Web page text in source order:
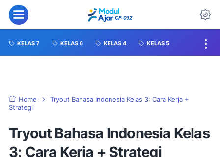
KELAS 7 KELAS 6 KELAS 4 KELAS 5
Home
Tryout Bahasa Indonesia Kelas 3: Cara Kerja +
Strategi
Tryout Bahasa Indonesia Kelas
3: Cara Kerja + Strategi